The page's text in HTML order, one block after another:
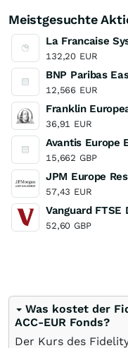
Meistgesuchte
La Francaise
132,20 EUR
BNP Paribas
12,566 EUR
Franklin
36,91 EUR
Avantis Europe
15,662 GBP
JPM Europe
57,43 EUR
Vanguard FTSE
52,60 GBP
Was kostet der
ACC-EUR Fonds?
Der Kurs des